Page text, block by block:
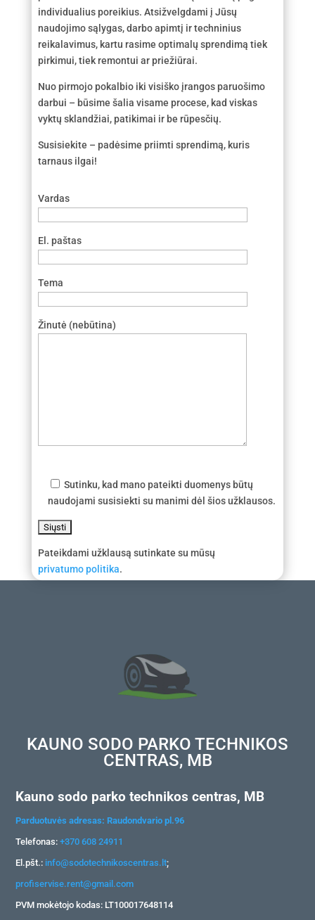
individualius poreikius. Atsižvelgdami į Jūsų
naudojimo sąlygas, darbo apimtį ir techninius
reikalavimus, kartu rasime optimalų sprendimą tiek
pirkimui, tiek remontui ar priežiūrai.
Nuo pirmojo pokalbio iki visiško įrangos paruošimo
darbui – būsime šalia visame procese, kad viskas
vyktų sklandžiai, patikimai ir be rūpesčių.
Susisiekite – padėsime priimti sprendimą, kuris
tarnaus ilgai!
Vardas
El. paštas
Tema
Žinutė (nebūtina)
Sutinku, kad mano pateikti duomenys būtų
naudojami susisiekti su manimi dėl šios užklausos.
Pateikdami užklausą sutinkate su mūsų
privatumo politika.
KAUNO SODO PARKO TECHNIKOS
CENTRAS, MB
Kauno sodo parko technikos centras, MB
Parduotuvės adresas: Raudondvario pl.96
Telefonas:+370 608 24911
El.pšt.: info@sodotechnikoscentras.lt;
profiservise.rent@gmail.com
PVM mokėtojo kodas: LT100017648114